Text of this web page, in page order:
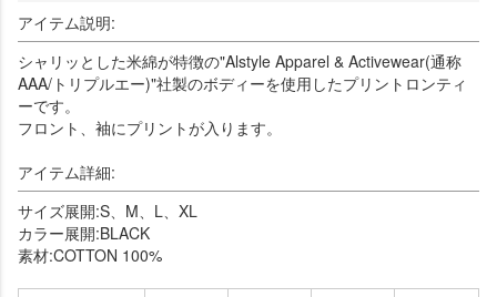
アイテム説明:
シャリッとした米綿が特徴の"Alstyle Apparel & Activewear(通称
AAA/トリプルエー)"社製のボディーを使用したプリントロンティ
ーです。
フロント、袖にプリントが入ります。
アイテム詳細:
サイズ展開:S、M、L、XL
カラー展開:BLACK
素材:COTTON 100%